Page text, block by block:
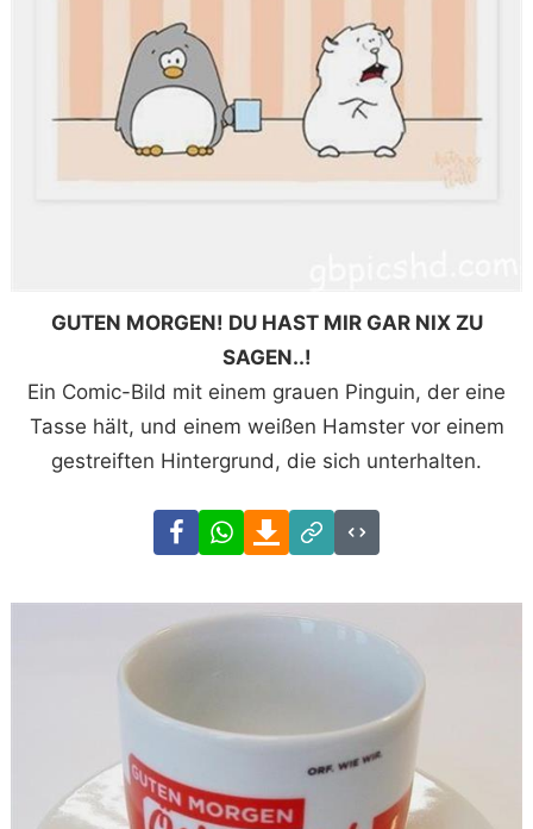
GUTEN MORGEN! DU HAST MIR GAR NIX ZU
SAGEN..!
Ein Comic-Bild mit einem grauen Pinguin, der eine
Tasse hält, und einem weißen Hamster vor einem
gestreiften Hintergrund, die sich unterhalten.
FacebookWhatsAppDownload
Link
Code